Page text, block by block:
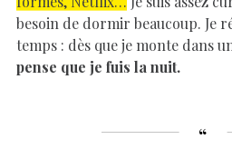
besoin de dormir beaucoup. Je
temps : dès que je monte dans
pense que je fuis la nuit.